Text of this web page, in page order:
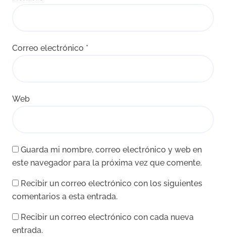
Correo electrónico *
Web
Guarda mi nombre, correo electrónico y web en
este navegador para la próxima vez que comente.
Recibir un correo electrónico con los siguientes
comentarios a esta entrada.
Recibir un correo electrónico con cada nueva
entrada.